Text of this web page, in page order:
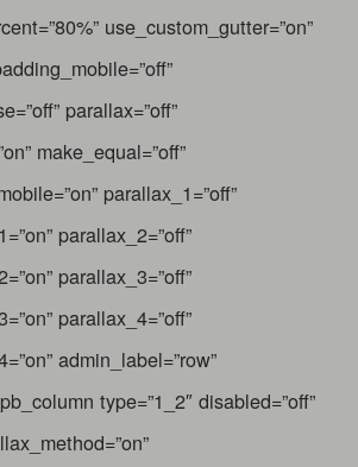
use_custom_gutter=”on”
parallax=”off”
make_equal=”off”
parallax_1=”off”
parallax_2=”off”
parallax_3=”off”
parallax_4=”off”
admin_label=”row”
type=”1_2″ disabled=”off”